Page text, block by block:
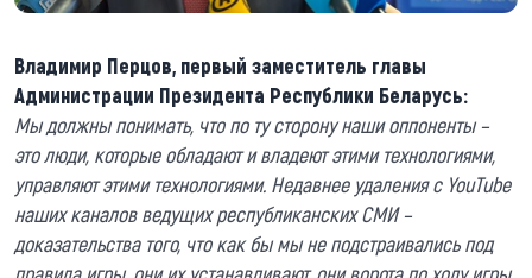
Владимир Перцов, первый заместитель главы
Администрации Президента Республики Беларусь:
Мы должны понимать, что по ту сторону наши оппоненты –
это люди, которые обладают и владеют этими технологиями,
управляют этими технологиями. Недавнее удаления с YouTube
наших каналов ведущих республиканских СМИ –
доказательства того, что как бы мы не подстраивались под